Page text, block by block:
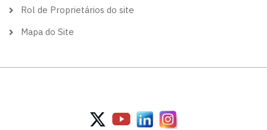
Rol de Proprietários do site
Mapa do Site